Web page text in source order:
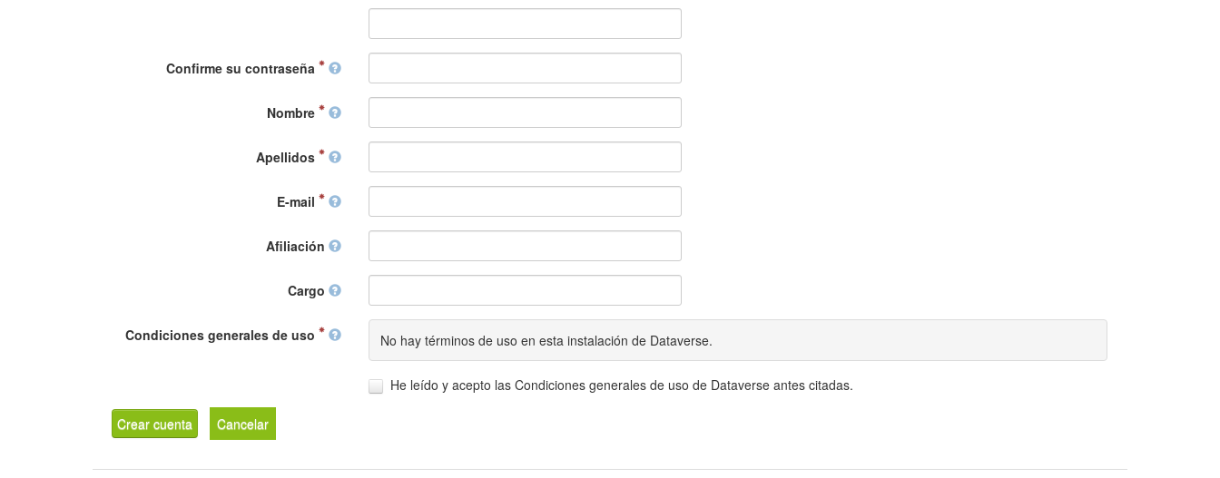
Confirme su contraseña
Nombre
Apellidos
E-mail
Afiliación
Cargo
Condiciones generales de uso No hay términos de uso en esta instalación de Dataverse.
He leído y acepto las Condiciones generales de uso de Dataverse antes citadas.
Crear cuenta Cancelar